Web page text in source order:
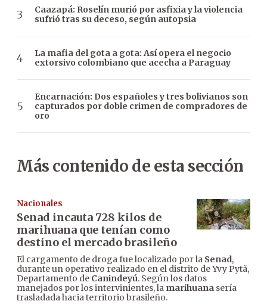
Caazapá: Roselín murió por asfixia y la violencia
sufrió tras su deceso, según autopsia
La mafia del gota a gota: Así opera el negocio
extorsivo colombiano que acecha a Paraguay
Encarnación: Dos españoles y tres bolivianos son
capturados por doble crimen de compradores de
oro
Más contenido de esta sección
Nacionales
Senad incauta 728 kilos de
marihuana que tenían como
destino el mercado brasileño
El cargamento de droga fue localizado por la Senad,
durante un operativo realizado en el distrito de Yvy Pytã,
Departamento de Canindeyú. Según los datos
manejados por los intervinientes, la marihuana sería
trasladada hacia territorio brasileño.